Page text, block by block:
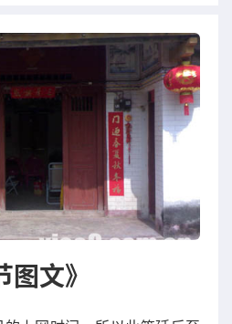
图文》